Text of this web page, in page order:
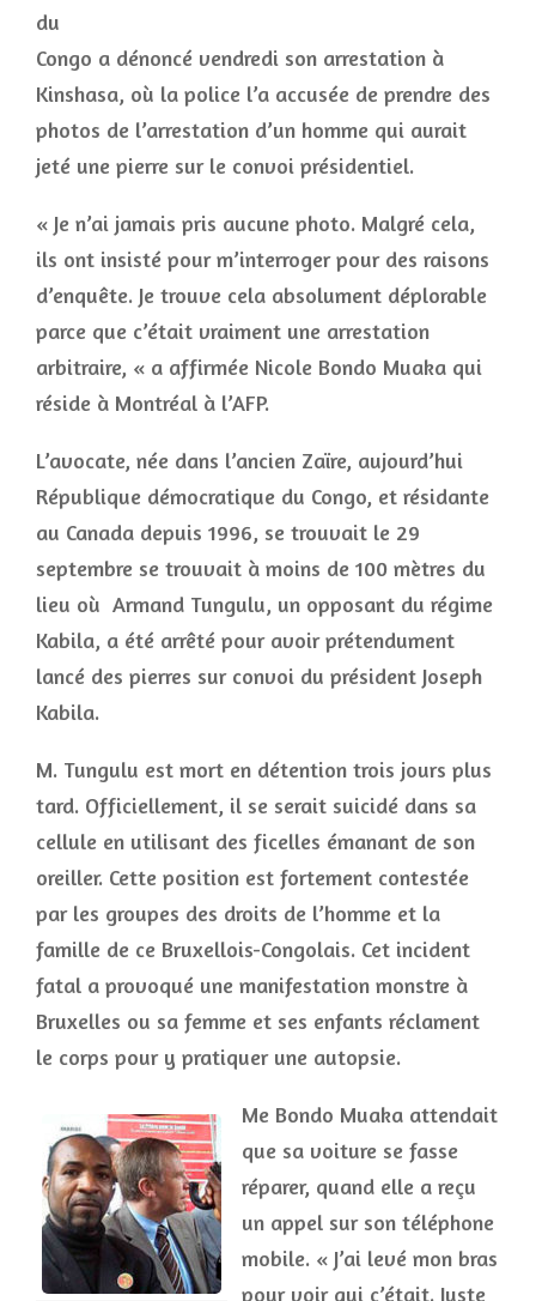
du
Congo a dénoncé vendredi son arrestation à
Kinshasa, où la police l’a accusée de prendre des
photos de l’arrestation d’un homme qui aurait
jeté une pierre sur le convoi présidentiel.
« Je n’ai jamais pris aucune photo. Malgré cela,
ils ont insisté pour m’interroger pour des raisons
d’enquête. Je trouve cela absolument déplorable
parce que c’était vraiment une arrestation
arbitraire, « a affirmée Nicole Bondo Muaka qui
réside à Montréal à l’AFP.
L’avocate, née dans l’ancien Zaïre, aujourd’hui
République démocratique du Congo, et résidante
au Canada depuis 1996, se trouvait le 29
septembre se trouvait à moins de 100 mètres du
lieu où Armand Tungulu, un opposant du régime
Kabila, a été arrêté pour avoir prétendument
lancé des pierres sur convoi du président Joseph
Kabila.
M. Tungulu est mort en détention trois jours plus
tard. Officiellement, il se serait suicidé dans sa
cellule en utilisant des ficelles émanant de son
oreiller. Cette position est fortement contestée
par les groupes des droits de l’homme et la
famille de ce Bruxellois-Congolais. Cet incident
fatal a provoqué une manifestation monstre à
Bruxelles ou sa femme et ses enfants réclament
le corps pour y pratiquer une autopsie.
Me Bondo Muaka attendait
que sa voiture se fasse
réparer, quand elle a reçu
un appel sur son téléphone
mobile. « J’ai levé mon bras
pour voir qui c’était. Juste